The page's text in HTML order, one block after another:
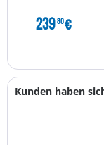
23980€
Kunden haben